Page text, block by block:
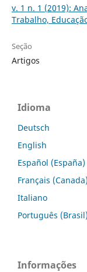
v. 1 n. 1 (2019):
Trabalho,
Seção
Artigos
Idioma
Deutsch
English
Español (España)
Français (Canada)
Italiano
Português (Brasil)
Informações